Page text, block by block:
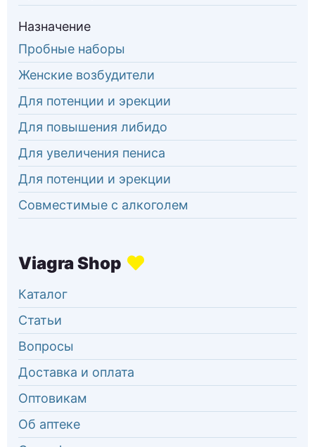
Назначение
Пробные наборы
Женские возбудители
Для потенции и эрекции
Для повышения либидо
Для увеличения пениса
Для потенции и эрекции
Совместимые с алкоголем
Каталог
Статьи
Вопросы
Доставка и оплата
Оптовикам
Об аптеке